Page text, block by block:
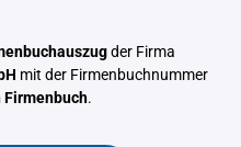
der Firma
mit der Firmenbuchnummer
.